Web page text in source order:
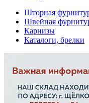
Шторная
Швейная
Карнизы
Каталоги, брелки